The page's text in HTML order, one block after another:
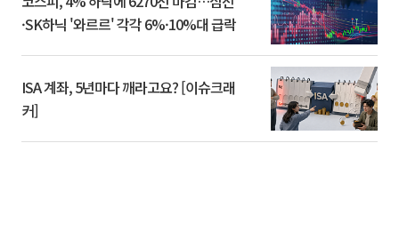
·SK하닉 '와르르' 각각 6%·10%대 급락
ISA 계좌, 5년마다 깨라고요? [이슈크래
커]